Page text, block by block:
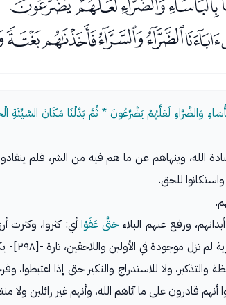
وَالضَّرَّاءِ لَعَلَّهُمْ يَضَّرَّعُونَ * ثُمَّ بَدَّلْنَا مَكَانَ
الله، وينهاهم عن ما هم فيه من الشر، فلم ينقادوا
للحق.
ورفع عنهم البلاء حَتَّى عَفَوْا أي: كثروا، وكثرت
أي:
ولا للاستدراج والنكير حتى إذا اغتبطوا،
قادرون على ما آتاهم الله، وأنهم غير زائلين ولا